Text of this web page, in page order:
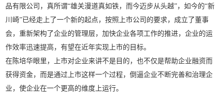
品有限公司，真所谓“雄关漫道真如铁，而今迈步从头越”，如今的“新
川崎”已经走上了一个新的起点，按照上市公司的要求，成立了董事
会，重新架构了企业的管理层，加快企业各项工作的推进，企业的运
作效率迅速提高，有望在近年实现上市的目标。
在陈培华眼里，上市对企业来讲不是目的，也不仅是帮助企业融资而
获得资金，而是通过上市这样一个过程，倒逼企业不断完善和治理企
业，使企业在一个更高的维度上运行。